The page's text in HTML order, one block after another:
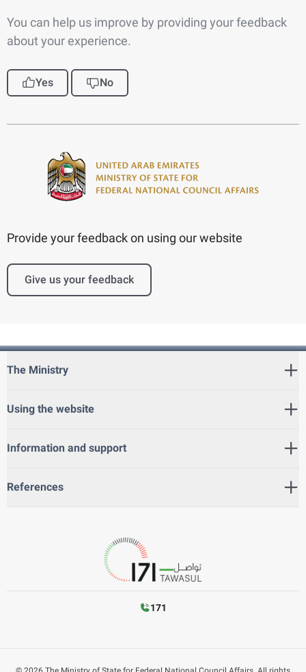
You can help us improve by providing your feedback
about your experience.
Yes No
Provide your feedback on using our website
Give us your feedback
The Ministry
Using the website
Information and support
References
171